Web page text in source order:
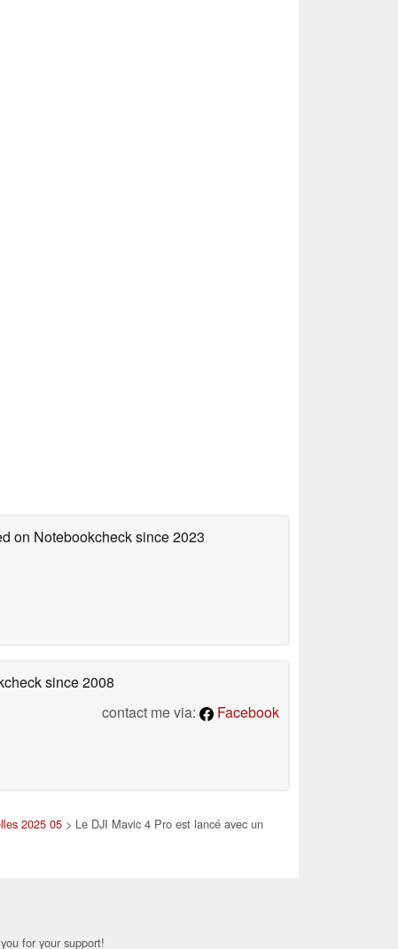
on Notebookchecksince 2023
since 2008
contact me via:
Facebook
2025 05 > Le DJI Mavic 4 Pro est lancé avec un
for your support!